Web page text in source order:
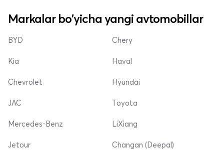
Markalar bo'yicha yangi avtomobillar
BYD
Kia
Chevrolet
Chery
Haval
Hyundai
JAC
Mercedes-Benz
Jetour
Toyota
LiXiang
Changan (Deepal)